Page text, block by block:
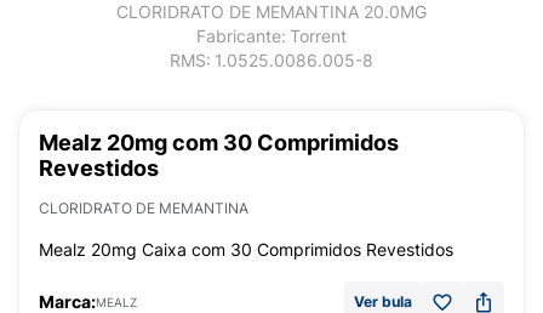
CLORIDRATO DE MEMANTINA 20.0MG
Fabricante: Torrent
RMS: 1.0525.0086.005-8
Mealz 20mg com 30 Comprimidos
Revestidos
CLORIDRATO DE MEMANTINA
Mealz 20mg Caixa com 30 Comprimidos Revestidos
Marca:MEALZ Ver bula